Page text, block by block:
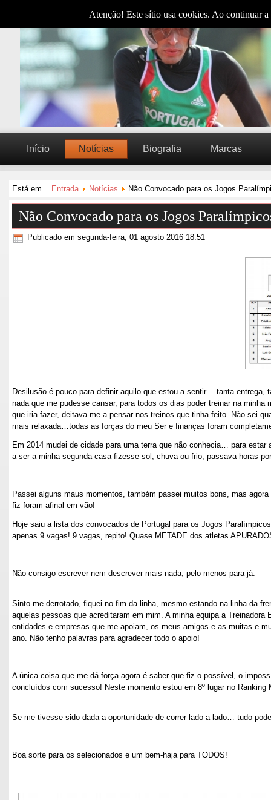
Início Notícias Biografia Marcas
Está em... Entrada Notícias Não Convocado para os Jogos
Não Convocado para os Jogos
Publicado em segunda-feira, 01 agosto 2016 18:51
Desilusão é pouco para definir aquilo que estou a sentir… tanta
nada que me pudesse cansar, para todos os dias poder treinar na
que iria fazer, deitava-me a pensar nos treinos que tinha feito. Não sei
mais relaxada…todas as forças do meu Ser e finanças foram
Em 2014 mudei de cidade para uma terra que não conhecia… para
a ser a minha segunda casa fizesse sol, chuva ou frio, passava horas
Passei alguns maus momentos, também passei muitos bons, mas
fiz foram afinal em vão!
Hoje saiu a lista dos convocados de Portugal para os Jogos
apenas 9 vagas! 9 vagas, repito! Quase METADE dos atletas
Não consigo escrever nem descrever mais nada, pelo menos para já.
Sinto-me derrotado, fiquei no fim da linha, mesmo estando na linha da
aquelas pessoas que acreditaram em mim. A minha equipa a
entidades e empresas que me apoiam, os meus amigos e as muitas e
ano. Não tenho palavras para agradecer todo o apoio!
A única coisa que me dá força agora é saber que fiz o possível, o
concluídos com sucesso! Neste momento estou em 8º lugar no
Se me tivesse sido dada a oportunidade de correr lado a lado… tudo
Boa sorte para os selecionados e um bem-haja para TODOS!
Atenção! Este sítio usa cookies. Ao continuar